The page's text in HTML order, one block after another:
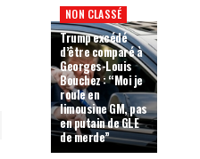
NON CLASSÉ
Trump excédé
d’être comparé à
Georges-Louis
Bouchez : “Moi je
roule en
limousine GM, pas
en putain de GLE
de merde”